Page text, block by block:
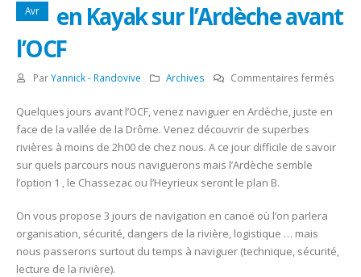
Avr
en Kayak sur l’Ardèche avant
l’OCF
Par Yannick - Randovive Archives Commentaires fermés
avril
Kayak
Quelques jours avant l’OCF, venez naviguer en Ardèche, juste en
face de la vallée de la Drôme. Venez découvrir de superbes
rivières à moins de 2h00 de chez nous. A ce jour difficile de savoir
sur quels parcours nous naviguerons mais l’Ardèche semble
l’option 1 , le Chassezac ou l’Heyrieux seront le plan B.
On vous propose 3 jours de navigation en canoë où l’on parlera
organisation, sécurité, dangers de la rivière, logistique … mais
nous passerons surtout du temps à naviguer (technique, sécurité,
lecture de la rivière).